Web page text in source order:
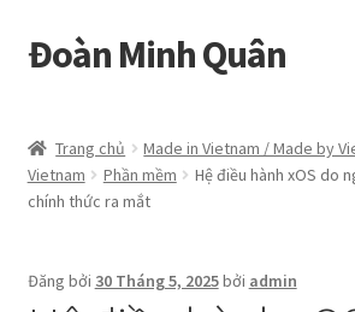
Đi
đến
hướng
Chuyển
đến
dung
Đoàn Minh Quân
Curriculum Vitae
Hồ sơ năng lực
Trang chủ Made in Vietnam / Made by
Vietnam
Phần mềm
Hệ điều hành xOS do
chính thức ra mắt
Đăng bởi 30 Tháng 5, 2025bởi admin